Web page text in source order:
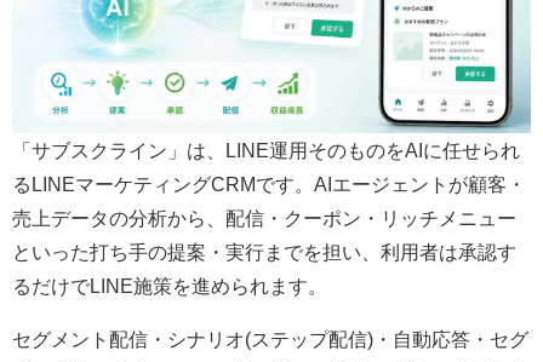
「サブスクライン」は、LINE運用そのものをAIに任せられ
るLINEマーケティングCRMです。AIエージェントが顧客・
売上データの分析から、配信・クーポン・リッチメニュー
といった打ち手の提案・実行までを担い、利用者は承認す
るだけでLINE施策を進められます。
セグメント配信・シナリオ(ステップ配信)・自動応答・セグ